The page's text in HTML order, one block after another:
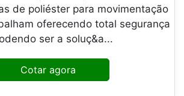
de poliéster para movimentação
oferecendo total segurança
ser a soluç&a...
Cotar agora